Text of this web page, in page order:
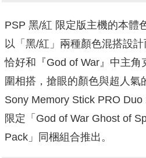
PSP 黑/紅 限定版主機的本體
以「黑/紅」兩種顏色混搭設
恰好和『God of War』中主角
圍相搭，搶眼的顏色與超人氣
Sony Memory Stick PRO
限定「God of War Ghost of
Pack」同梱組合推出。